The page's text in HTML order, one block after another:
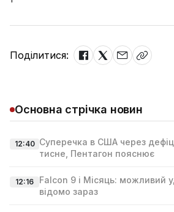
Поділитися:
Основна стрічка новин
12:40 Суперечка в США через
тисне, Пентагон пояснює
12:16
Falcon 9 і Місяць: можливий
відомо зараз